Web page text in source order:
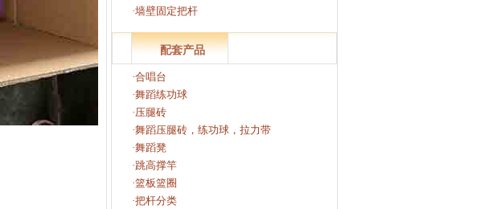
·墙壁固定把杆
配套产品
·合唱台
·舞蹈练功球
·压腿砖
·舞蹈压腿砖，练功球，拉力带
·舞蹈凳
·跳高撑竿
·篮板篮圈
·把杆分类